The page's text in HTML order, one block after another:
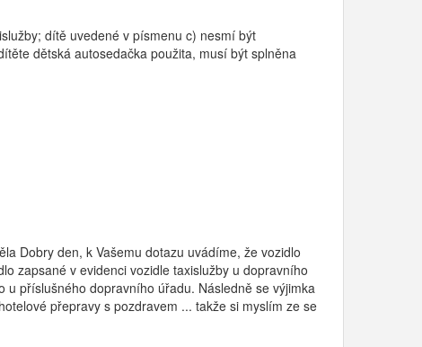
dítě uvedené v písmenu c) nesmí být
dětská autosedačka použita, musí být splněna
Dobry den, k Vašemu dotazu uvádíme, že vozidlo
zapsané v evidenci vozidle taxislužby u dopravního
příslušného dopravního úřadu. Následně se výjimka
přepravy s pozdravem ... takže si myslím ze se